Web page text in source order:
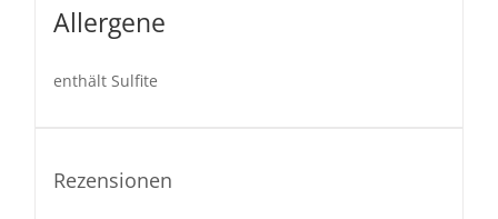
Allergene
enthält Sulfite
Rezensionen